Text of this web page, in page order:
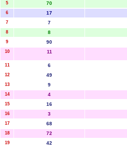
5
70
6
17
7
7
8
8
9
90
10
11
11 6
12
49
13
9
14
4
15
16
16
3
17
68
18
72
19
42